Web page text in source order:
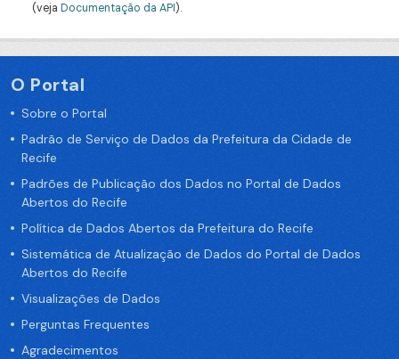
(veja Documentação da API).
O Portal
Sobre o Portal
Padrão de Serviço de Dados da Prefeitura da Cidade de
Recife
Padrões de Publicação dos Dados no Portal de Dados
Abertos do Recife
Política de Dados Abertos da Prefeitura do Recife
Sistemática de Atualização de Dados do Portal de Dados
Abertos do Recife
Visualizações de Dados
Perguntas Frequentes
Agradecimentos